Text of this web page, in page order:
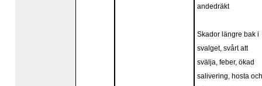
andedräkt
Skador längre bak i
svalget, svårt att
svälja, feber, ökad
salivering, hosta och